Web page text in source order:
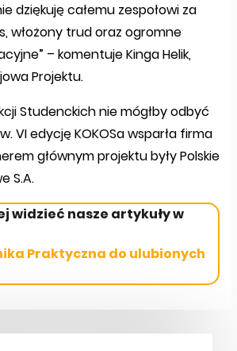
dziękuję całemu zespołowi za
włożony trud oraz ogromne
– komentuje Kinga Helik,
Projektu.
Studenckich nie mógłby odbyć
VI edycję KOKOSa wsparła firma
głównym projektu były Polskie
S.A.
widzieć nasze artykuły w
Praktyczna do ulubionych